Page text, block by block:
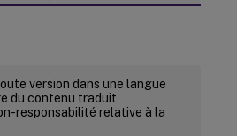
version dans une langue
du contenu traduit
responsabilité relative à la